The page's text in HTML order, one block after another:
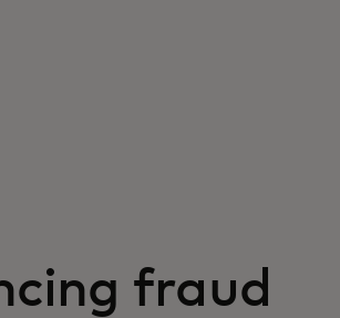
fraud